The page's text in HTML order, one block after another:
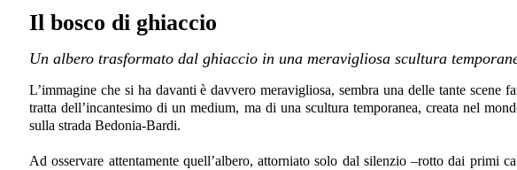
Il bosco di ghiaccio
Un albero trasformato dal ghiaccio in una meravigliosa scultura
L’immagine che si ha davanti è davvero meravigliosa, sembra una delle tante scene
tratta dell’incantesimo di un medium, ma di una scultura temporanea, creata nel
sulla strada Bedonia-Bardi.
Ad osservare attentamente quell’albero, attorniato solo dal silenzio –rotto dai primi